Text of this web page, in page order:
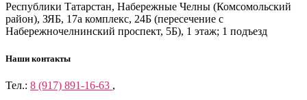
Республики Татарстан, Набережные Челны (Комсомольский
район), ЗЯБ, 17а комплекс, 24Б (пересечение с
Набережночелнинский проспект, 5Б), 1 этаж; 1 подъезд
Наши контакты
Тел.: 8 (917) 891-16-63 ,